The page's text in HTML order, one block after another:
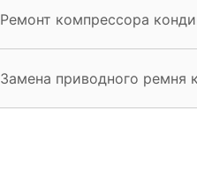
Ремонт компрессора
Замена приводного ремня